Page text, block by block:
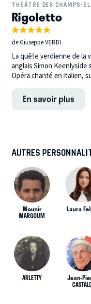
THÉÂTRE DES CHAMPS-
Rigoletto
de Giuseppe VERDI
La quête verdienne de la
anglais Simon
Opéra chanté en italien,
En savoir plus
AUTRES
Mounir
MARGOUM
Laura
ARLETTY Jean-